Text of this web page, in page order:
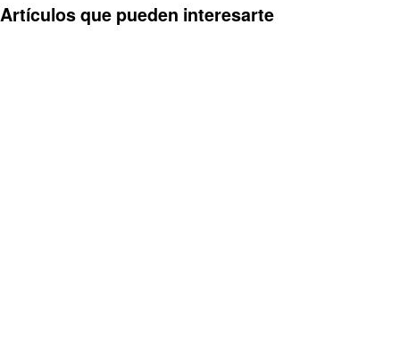
Artículos que pueden interesarte